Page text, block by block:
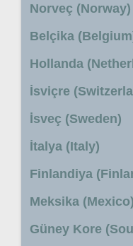
Norveç (Norway)
Belçika
Hollanda
İsviçre
İsveç (Sweden)
İtalya (Italy)
Finlandiya
Meksika (Mexico)
Güney Kore